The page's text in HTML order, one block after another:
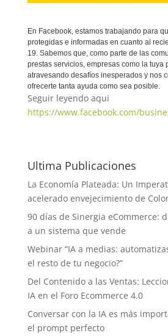
En Facebook, estamos trabajando para
protegidas e informadas en cuanto al
19. Sabemos que, como parte de las
prestas servicios, empresas como la tuya
atravesando desafíos inesperados y nos
ofrecerte tanta ayuda como sea posible.
Seguir leyendo aqui
https://www.facebook.com/
Ultima Publicaciones
La Economía Plateada: Un
acelerado envejecimiento de
90 días de Sinergia eCommerce:
a un sistema que vende
Webinar “IA a medias:
el resto de tu negocio?”
Del Contenido a las Ventas:
IA en el Foro Ecommerce 4.0
Conversar con la IA es más
el prompt perfecto